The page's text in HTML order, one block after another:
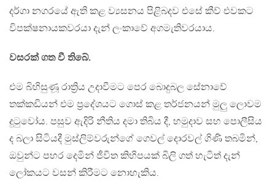
දර්ගා නගරයේ ඇති කළ ව්‍යසනය පිළිබදව එසේ කීව් එවකට
විපක්ෂනායකවරයා දැන් ලංකාවේ අගමැතිවරයාය.
වසරක් ගත වී තිබේ.
එම බිහිසුණූ රාත්‍රිය උදාවීමට පෙර බොදුබල සේනාවේ
තක්කඩියන් එම ප්‍රදේශයට ගොස් කළ තර්ජනයන් මුලු ලොවම
දුටුවෝය. පසුව ඇදිරි නීතිය දමා තිබිය දී, හමුදාව සහ පොලීසිය
ද බලා සිටියදී මුස්ලිම්වරුන්ගේ ගෙවල් දොරවල් ගිණි තබමින්,
ඔවුන්ට පහර දෙමින් ජීවිත කිහිපයක් බිලි ගත් හැටිත් දැන්
ලෝකයට වසන් කිරීමට නොහැකිය.